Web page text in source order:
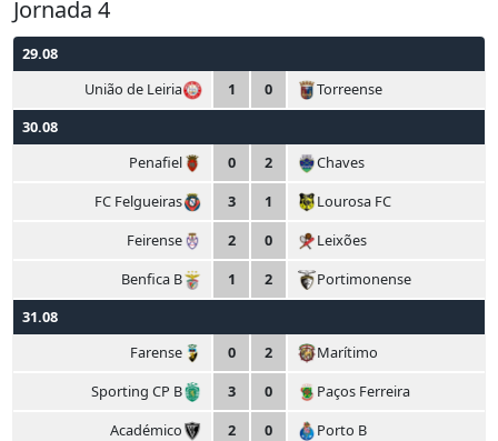
Jornada 4
29.08
União de Leiria
1 0
Torreense
30.08
Penafiel
0 2
Chaves
FC Felgueiras
3 1
Lourosa FC
Feirense
2 0
Leixões
Benfica B
1 2
Portimonense
31.08
Farense
0 2
Marítimo
Sporting CP B
3 0
Paços Ferreira
Académico
2 0
Porto B